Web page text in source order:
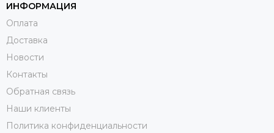
ИНФОРМАЦИЯ
Оплата
Доставка
Новости
Контакты
Обратная связь
Наши клиенты
Политика конфиденциальности